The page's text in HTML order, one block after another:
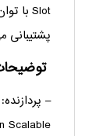
پشتیبانی
–